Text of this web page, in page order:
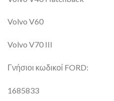
Volvo V60
Volvo V70 III
Γνήσιοι κωδικοί FORD:
1685833